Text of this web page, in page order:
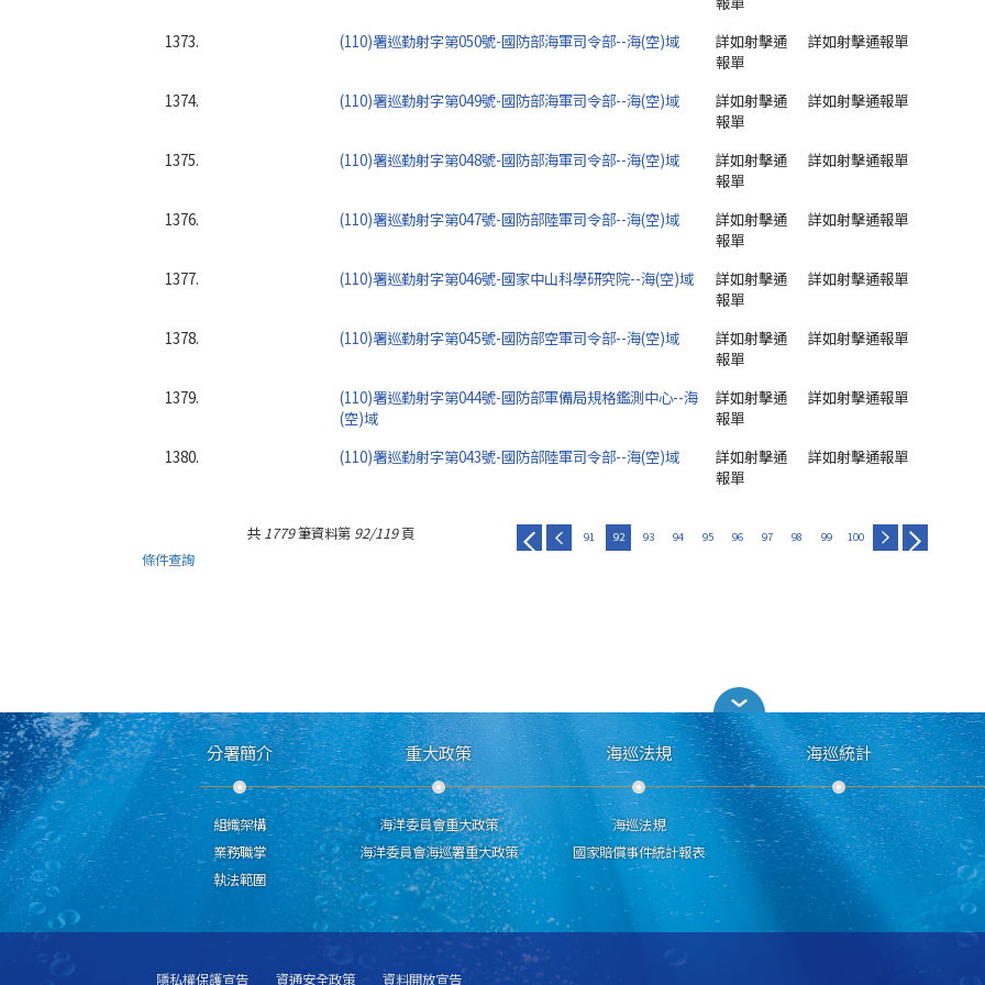
1373.
(110)署巡勤射字第050號-國防部海軍司令部--海(空)域
詳如射擊通
報單
詳如射擊通報單
1374. (110)署巡勤射字第049號-國防部海軍司令部--海(空)域
詳如射擊通
報單
詳如射擊通報單
1375. (110)署巡勤射字第048號-國防部海軍司令部--海(空)域
詳如射擊通
報單
詳如射擊通報單
1376. (110)署巡勤射字第047號-國防部陸軍司令部--海(空)域
詳如射擊通
報單
詳如射擊通報單
1377. (110)署巡勤射字第046號-國家中山科學研究院--海(空)域
詳如射擊通
報單
詳如射擊通報單
1378. (110)署巡勤射字第045號-國防部空軍司令部--海(空)域
詳如射擊通
報單
詳如射擊通報單
1379.
(110)署巡勤射字第044號-國防部軍備局規格鑑測中心--海
(空)域
詳如射擊通
報單
詳如射擊通報單
1380. (110)署巡勤射字第043號-國防部陸軍司令部--海(空)域
詳如射擊通
報單
詳如射擊通報單
共 1779筆資料第 92/119頁 91 92 93 94 95 96 97 98 99 100
條件查詢
分署簡介
組織架構
業務職掌
執法範圍
重大政策
海洋委員會重大政策
海洋委員會海巡署重大政策
海巡法規
海巡法規
國家賠償事件統計報表
海巡統計
隱私權保護宣告 資通安全政策 資料開放宣告